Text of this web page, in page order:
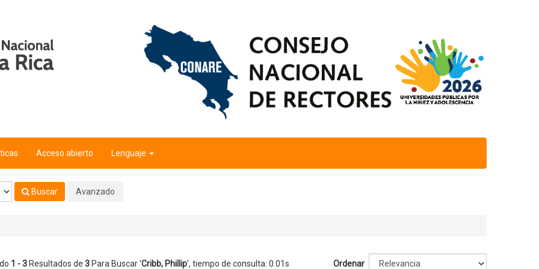
Acceso abierto Lenguaje
Buscar Avanzado
1 - 3Resultados de 3Para Buscar 'Cribb, Phillip', tiempo de consulta: 0.01s Ordenar